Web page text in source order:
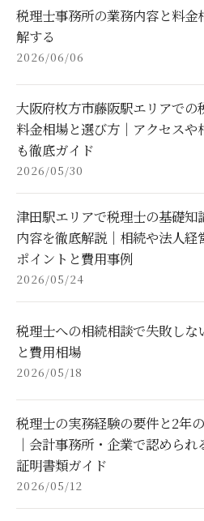
税理士事務所の業務内容と料金
解する
2026/06/06
大阪府枚方市藤阪駅エリアでの
料金相場と選び方｜アクセスや
も徹底ガイド
2026/05/30
津田駅エリアで税理士の基礎知
内容を徹底解説｜相続や法人経
ポイントと費用事例
2026/05/24
税理士への相続相談で失敗しな
と費用相場
2026/05/18
税理士の実務経験の要件と2年
｜会計事務所・企業で認められ
証明書類ガイド
2026/05/12